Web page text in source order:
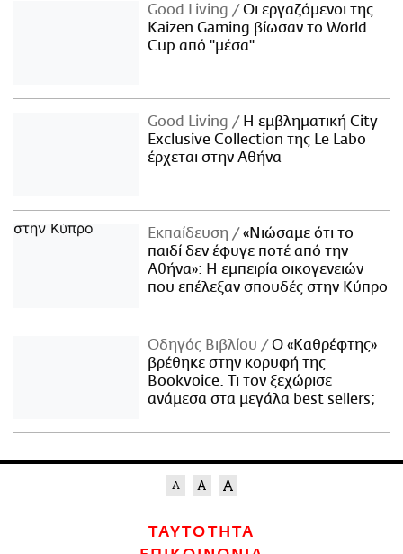
Good Living
Οι εργαζόμενοι της
Kaizen Gaming βίωσαν το World
Cup από "μέσα"
Good Living
Η εμβληματική City
Exclusive Collection της Le Labo
έρχεται στην Αθήνα
Εκπαίδευση
«Νιώσαμε ότι το
παιδί δεν έφυγε ποτέ από την
Αθήνα»: Η εμπειρία οικογενειών
που επέλεξαν σπουδές στην Κύπρο
Οδηγός Βιβλίου
Ο «Καθρέφτης»
βρέθηκε στην κορυφή της
Bookvoice. Τι τον ξεχώρισε
ανάμεσα στα μεγάλα best sellers;
ΤΑΥΤΟΤΗΤΑ